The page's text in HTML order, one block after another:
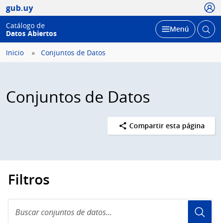
gub.uy
Catálogo de
Datos Abiertos
Desplegar
Menú Abrir
Inicio Conjuntos de Datos
Conjuntos de Datos
Compartir esta página
Filtros
conjuntos